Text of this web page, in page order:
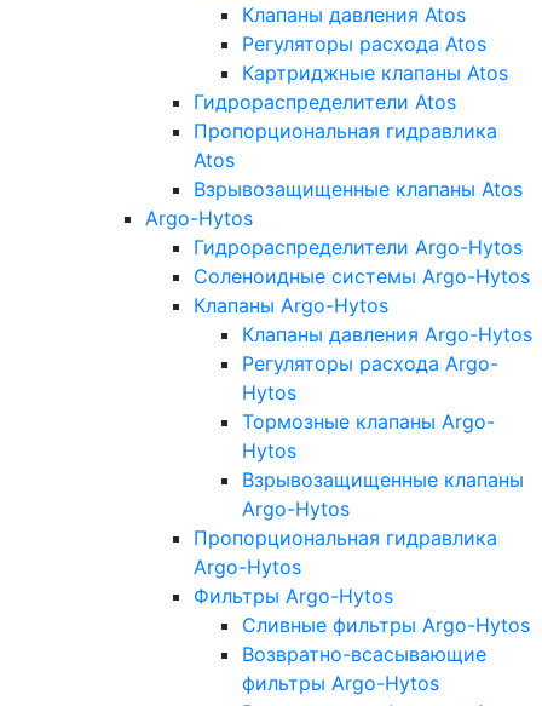
Клапаны давления Atos
Регуляторы расхода Atos
Картриджные клапаны Atos
Гидрораспределители Atos
Пропорциональная гидравлика
Atos
Взрывозащищенные клапаны Atos
Argo-Hytos
Гидрораспределители Argo-Hytos
Соленоидные системы Argo-Hytos
Клапаны Argo-Hytos
Клапаны давления Argo-Hytos
Регуляторы расхода Argo-
Hytos
Тормозные клапаны Argo-
Hytos
Взрывозащищенные клапаны
Argo-Hytos
Пропорциональная гидравлика
Argo-Hytos
Фильтры Argo-Hytos
Сливные фильтры Argo-Hytos
Возвратно-всасывающие
фильтры Argo-Hytos